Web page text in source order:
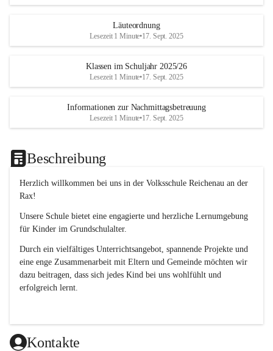
Läuteordnung
Lesezeit 1 Minute•17. Sept. 2025
Klassen im Schuljahr 2025/26
Lesezeit 1 Minute•17. Sept. 2025
Informationen zur Nachmittagsbetreuung
Lesezeit 1 Minute•17. Sept. 2025
Beschreibung
Herzlich willkommen bei uns in der Volksschule Reichenau an der
Rax!
Unsere Schule bietet eine engagierte und herzliche Lernumgebung
für Kinder im Grundschulalter.
Durch ein vielfältiges Unterrichtsangebot, spannende Projekte und
eine enge Zusammenarbeit mit Eltern und Gemeinde möchten wir
dazu beitragen, dass sich jedes Kind bei uns wohlfühlt und
erfolgreich lernt.
Kontakte